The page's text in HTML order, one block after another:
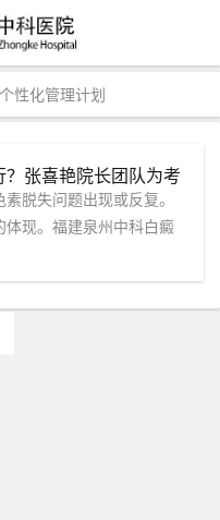
性化管理计划
？张喜艳院长团队为考
脱失问题出现或反复。
现。福建泉州中科白癜